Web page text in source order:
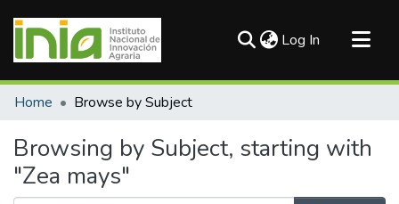
Log In (current)
Communities & Collections
Home Browse by Subject
Browsing by Subject, starting with
"Zea mays"